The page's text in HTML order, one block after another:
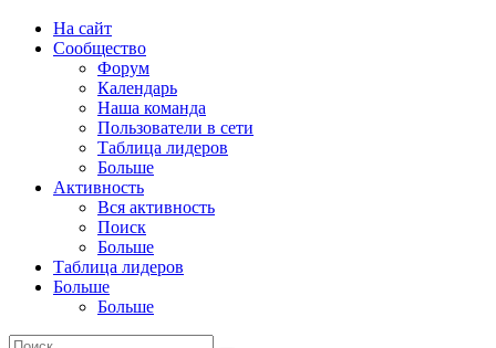
На сайт
Сообщество
Форум
Календарь
Наша команда
Пользователи в сети
Таблица лидеров
Больше
Активность
Вся активность
Поиск
Больше
Таблица лидеров
Больше
Больше